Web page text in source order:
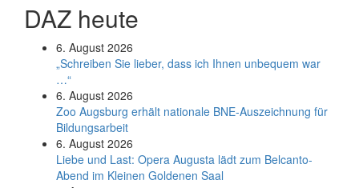
DAZ heute
6. August 2026
„Schreiben Sie lieber, dass ich Ihnen unbequem war
…“
6. August 2026
Zoo Augsburg erhält nationale BNE-Auszeichnung für
Bildungsarbeit
6. August 2026
Liebe und Last: Opera Augusta lädt zum Belcanto-
Abend im Kleinen Goldenen Saal